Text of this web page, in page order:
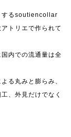
するsoutiencollar
トリエで作られて
内での流通量は全
る丸みと膨らみ、
、外見だけでなく